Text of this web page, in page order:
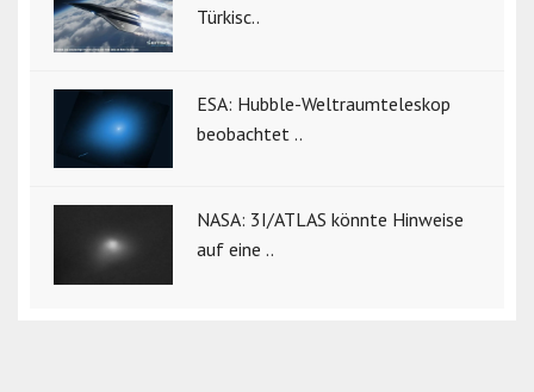
Türkisc..
ESA: Hubble-Weltraumteleskop
beobachtet ..
NASA: 3I/ATLAS könnte Hinweise
auf eine ..